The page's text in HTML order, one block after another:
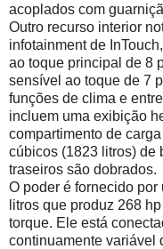
acoplados com
Outro recurso interior
infotainment de
ao toque principal de 8
sensível ao toque de 7
funções de clima e
incluem uma exibição
compartimento de
cúbicos (1823 litros) de
traseiros são dobrados.
O poder é fornecido
litros que produz 268
torque. Ele está
continuamente variável